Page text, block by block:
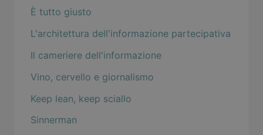
È tutto giusto
L'architettura dell'informazione partecipativa
Il cameriere dell'informazione
Vino, cervello e giornalismo
Keep lean, keep sciallo
Sinnerman